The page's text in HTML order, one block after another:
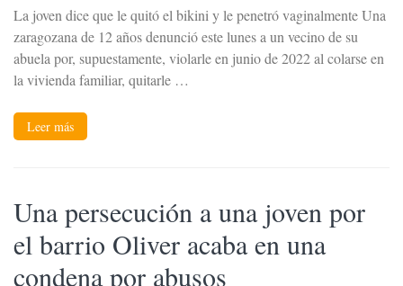
La joven dice que le quitó el bikini y le penetró vaginalmente Una
zaragozana de 12 años denunció este lunes a un vecino de su
abuela por, supuestamente, violarle en junio de 2022 al colarse en
la vivienda familiar, quitarle …
Leer más
Una persecución a una joven por
el barrio Oliver acaba en una
condena por abusos